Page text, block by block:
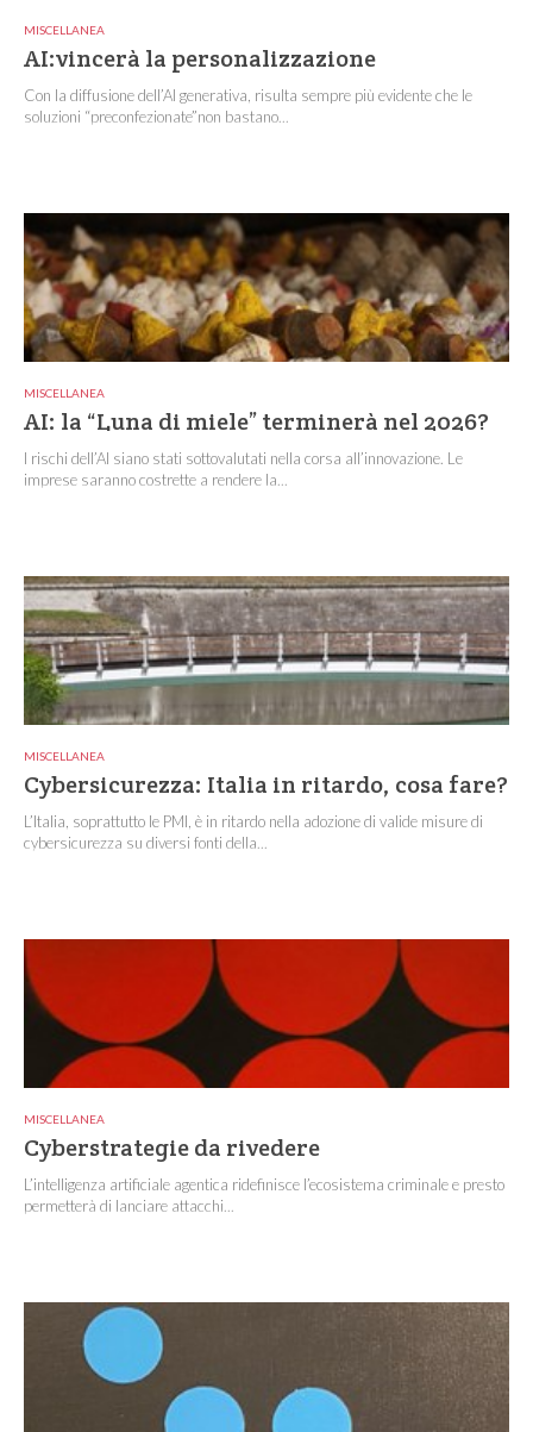
MISCELLANEA
AI:vincerà la personalizzazione
Con la diffusione dell’AI generativa, risulta sempre più evidente che le
soluzioni “preconfezionate”non bastano...
MISCELLANEA
AI: la “Luna di miele” terminerà nel 2026?
I rischi dell’AI siano stati sottovalutati nella corsa all’innovazione. Le
imprese saranno costrette a rendere la...
MISCELLANEA
Cybersicurezza: Italia in ritardo, cosa fare?
L’Italia, soprattutto le PMI, è in ritardo nella adozione di valide misure di
cybersicurezza su diversi fonti della...
MISCELLANEA
Cyberstrategie da rivedere
L’intelligenza artificiale agentica ridefinisce l’ecosistema criminale e presto
permetterà di lanciare attacchi...